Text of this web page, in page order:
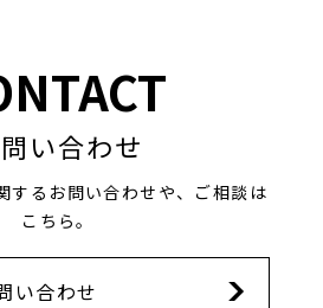
い合わせ
するお問い合わせや、ご相談は
こちら。
い合わせ